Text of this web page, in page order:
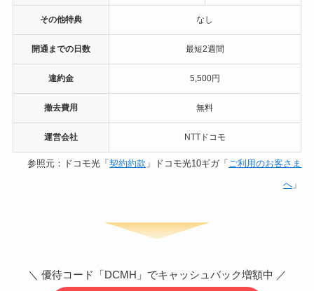
その他特典 なし
開通までの日数 最短2週間
違約金 5,500円
撤去費用 無料
運営会社 NTTドコモ
参照元：ドコモ光「契約約款 」ドコモ光10ギガ「 ご利用のお客さま
へ 」
＼ 優待コード「DCMH」でキャッシュバック増額中 ／